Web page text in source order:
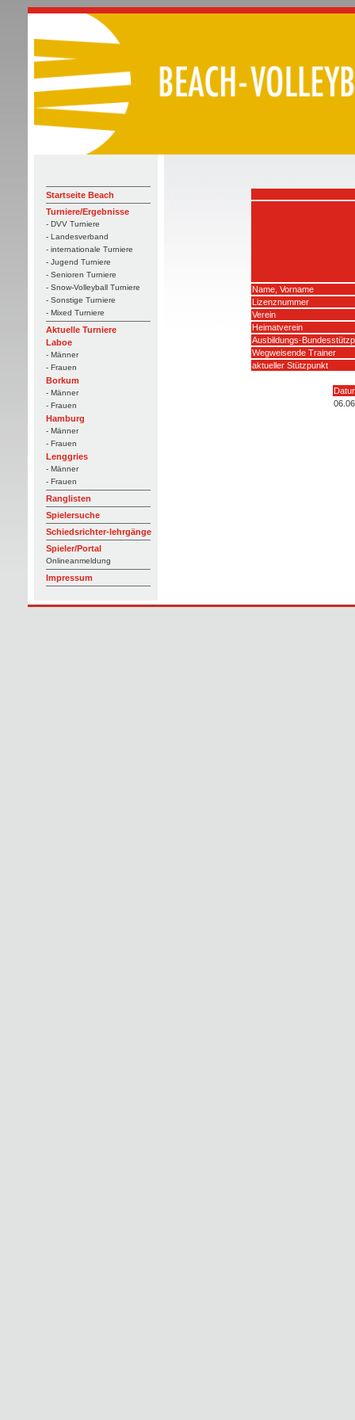
Startseite Beach
Turniere/Ergebnisse
- DVV Turniere
- Landesverband
- internationale Turniere
- Jugend Turniere
- Senioren Turniere
- Snow-Volleyball Turniere
- Sonstige Turniere
- Mixed Turniere
Aktuelle Turniere
Laboe
- Männer
- Frauen
Borkum
- Männer
- Frauen
Hamburg
- Männer
- Frauen
Lenggries
- Männer
- Frauen
Ranglisten
Spielersuche
Schiedsrichter-lehrgänge
Spieler/Portal
Onlineanmeldung
Impressum
Name, Vorname
Lizenznummer
Verein
Heimatverein
Ausbildungs-
Wegweisende Trainer
aktueller Stützpunkt